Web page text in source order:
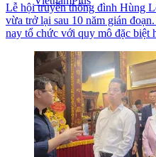
Lễ hội truyền thống đình Hùng
vừa trở lại sau 10 năm gián
nay tổ chức với quy mô đặc biệt